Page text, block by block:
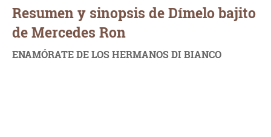
Resumen y sinopsis de Dímelo bajito
de Mercedes Ron
ENAMÓRATE DE LOS HERMANOS DI BIANCO